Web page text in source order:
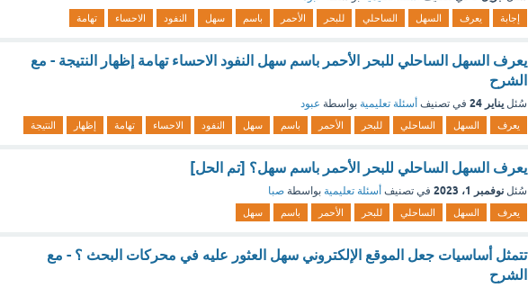
إجابة يعرف السهل الساحلي للبحر الأحمر باسم سهل النفود الاحساء تهامة
يعرف السهل الساحلي للبحر الأحمر باسم سهل النفود الاحساء تهامة إظهار النتيجة - مع
الشرح
سُئل يناير 24 في تصنيف أسئلة تعليمية بواسطة عبود
يعرف السهل الساحلي للبحر الأحمر باسم سهل النفود الاحساء تهامة إظهار النتيجة
يعرف السهل الساحلي للبحر الأحمر باسم سهل؟ [تم الحل]
سُئل نوفمبر 1، 2023 في تصنيف أسئلة تعليمية بواسطة صبا
يعرف السهل الساحلي للبحر الأحمر باسم سهل
تتمثل أساسيات جعل الموقع الإلكتروني سهل العثور عليه في محركات البحث ؟ - مع
الشرح